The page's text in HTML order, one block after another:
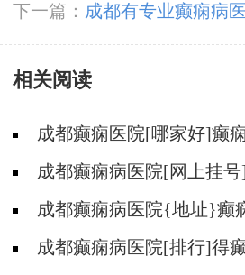
的高发人群?
下一篇： 成都有专业癫痫病
会遗传给孩子吗
相关阅读
成都癫痫医院[哪家好]癫
吗?成都癫痫病医院[网上挂
意什么?
成都癫痫病医院{地址}癫
是犯病?
成都癫痫病医院[排行]得